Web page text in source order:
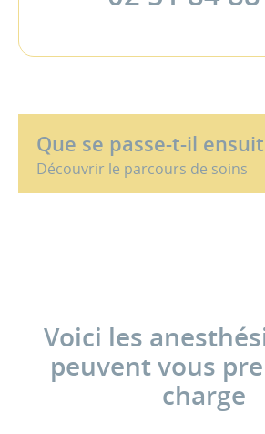
Que se passe-t-il
Découvrir le parcours de soins
Voici les
peuvent vous
charge